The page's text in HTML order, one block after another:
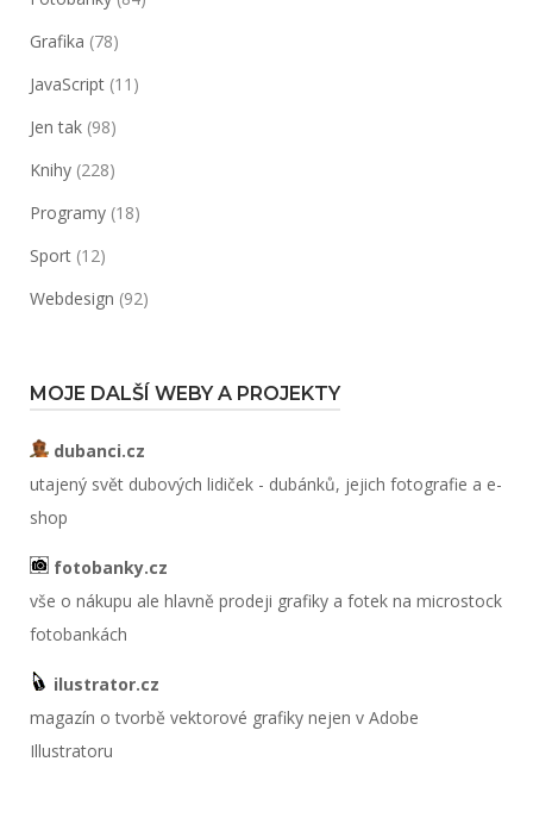
Grafika (78)
JavaScript (11)
Jen tak (98)
Knihy (228)
Programy (18)
Sport (12)
Webdesign (92)
MOJE DALŠÍ WEBY A PROJEKTY
dubanci.cz
utajený svět dubových lidiček - dubánků, jejich fotografie a e-
shop
fotobanky.cz
vše o nákupu ale hlavně prodeji grafiky a fotek na microstock
fotobankách
ilustrator.cz
magazín o tvorbě vektorové grafiky nejen v Adobe
Illustratoru